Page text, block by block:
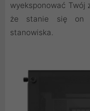
wyeksponować Twój
że stanie się on
stanowiska.